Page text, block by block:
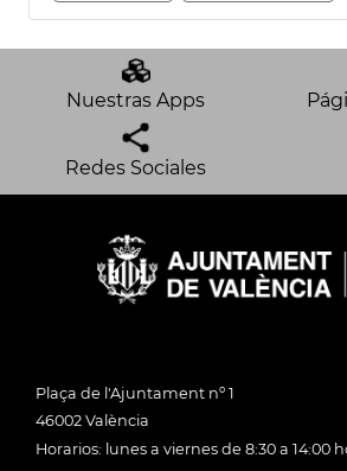
Nuestras Apps
Redes Sociales
Plaça de l'Ajuntament nº 1
46002 València
Horarios: lunes a viernes de 8:30 a 14:00